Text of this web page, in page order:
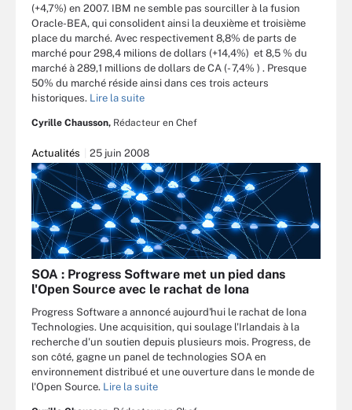
(+4,7%) en 2007. IBM ne semble pas sourciller à la fusion
Oracle-BEA, qui consolident ainsi la deuxième et troisième
place du marché. Avec respectivement 8,8% de parts de
marché pour 298,4 milions de dollars (+14,4%) et 8,5 % du
marché à 289,1 millions de dollars de CA (- 7,4% ) . Presque
50% du marché réside ainsi dans ces trois acteurs
historiques. Lire la suite
Cyrille Chausson, Rédacteur en Chef
Actualités 25 juin 2008
SOA : Progress Software met un pied dans
l'Open Source avec le rachat de Iona
Progress Software a annoncé aujourd'hui le rachat de Iona
Technologies. Une acquisition, qui soulage l'Irlandais à la
recherche d'un soutien depuis plusieurs mois. Progress, de
son côté, gagne un panel de technologies SOA en
environnement distribué et une ouverture dans le monde de
l'Open Source. Lire la suite